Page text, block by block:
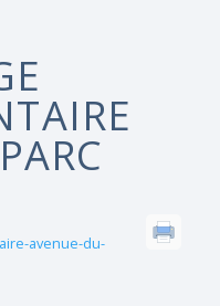
avenue-du-